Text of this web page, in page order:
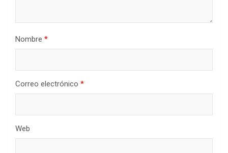
Nombre *
Correo electrónico *
Web